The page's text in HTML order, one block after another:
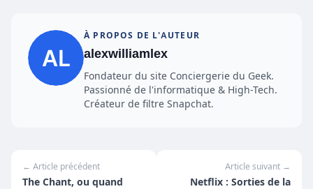
À PROPOS DE L'AUTEUR
alexwilliamlex
Fondateur du site Conciergerie du Geek.
Passionné de l'informatique & High-Tech.
Créateur de filtre Snapchat.
← Article précédent
The Chant, ou quand
Article suivant →
Netflix : Sorties de la